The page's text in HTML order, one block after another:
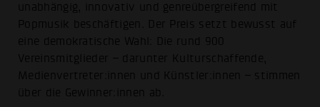
unabhängig, innovativ und genreübergreifend mit
Popmusik beschäftigen. Der Preis setzt bewusst auf
eine demokratische Wahl: Die rund 900
Vereinsmitglieder – darunter Kulturschaffende,
Medienvertreter:innen und Künstler:innen – stimmen
über die Gewinner:innen ab.